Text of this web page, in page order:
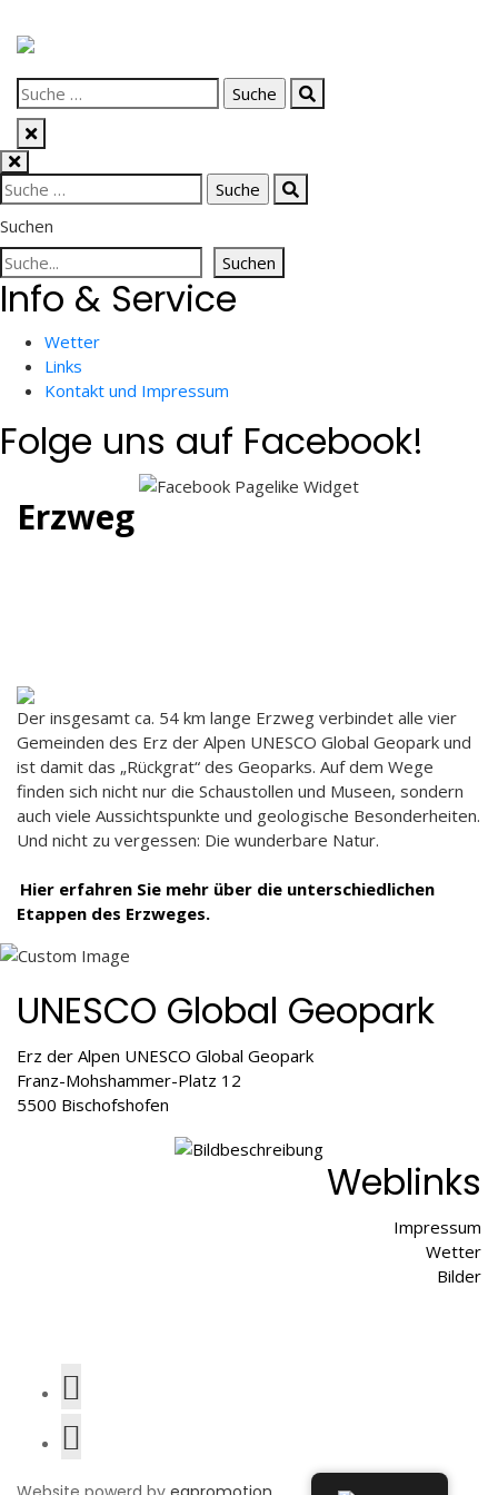
Skip
content
Suche
nach:
Suche
nach:
Suchen
Suchen
Info & Service
Wetter
Links
Kontakt und Impressum
Folge uns auf Facebook!
Erzweg
Der insgesamt ca. 54 km lange Erzweg verbindet alle vier
Gemeinden des Erz der Alpen UNESCO Global Geopark und
ist damit das „Rückgrat“ des Geoparks. Auf dem Wege
finden sich nicht nur die Schaustollen und Museen, sondern
auch viele Aussichtspunkte und geologische Besonderheiten.
Und nicht zu vergessen: Die wunderbare Natur.
Hier erfahren Sie mehr über die unterschiedlichen
Etappen des Erzweges.
UNESCO Global Geopark
Erz der Alpen UNESCO Global Geopark
Franz-Mohshammer-Platz 12
5500 Bischofshofen
Weblinks
Impressum
Wetter
Bilder